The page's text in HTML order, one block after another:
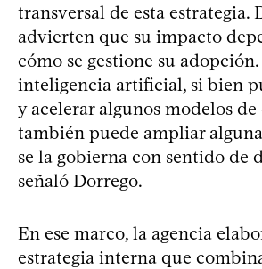
transversal de esta estrategia.
advierten que su impacto
cómo se gestione su adopción.
inteligencia artificial, si bien
y acelerar algunos modelos
también puede ampliar
se la gobierna con sentido de
señaló Dorrego.
En ese marco, la agencia
estrategia interna que